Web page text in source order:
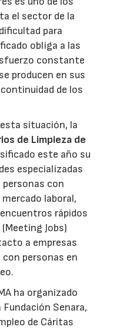
el sector de la
para
obliga a las
constante
producen en sus
de los
situación, la
de Limpieza de
este año su
especializadas
personas con
laboral,
rápidos
Jobs)
a empresas
personas en
ha organizado
Senara,
de Cáritas